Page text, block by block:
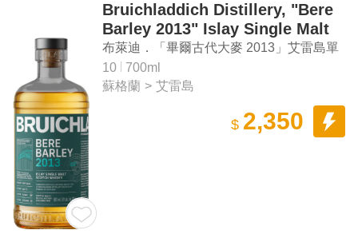
Bruichladdich Distillery, "Bere
Barley 2013" Islay Single Malt
Scotch Whisky
布萊迪．「畢爾古代大麥 2013」艾雷島單
一麥芽蘇格蘭威士忌
10
700ml
蘇格蘭 > 艾雷島
$ 2,350